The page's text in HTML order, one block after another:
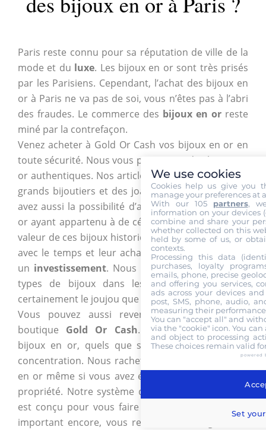
Paris reste connu pour sa réputation de ville de la
mode et du luxe. Les bijoux en or sont très prisés
par les Parisiens. Cependant, l’achat des bijoux en
or à Paris ne va pas de soi, vous n’êtes pas à l’abri
des fraudes. Le commerce des bijoux en or reste
miné par la contrefaçon.
Venez acheter à Gold Or Cash vos bijoux en or en
toute sécurité. Nous vous proposons des bijoux en
or authentiques. Nos articles proviennent des plus
grands bijoutiers et des joailliers du monde. Vous
avez aussi la possibilité d’acquérir des parures en
or ayant appartenu à de célèbres personnages. La
valeur de ces bijoux historique ne cesse de grandir
avec le temps et leur achat est considéré comme
un investissement. Nous disposons de plusieurs
types de bijoux dans lesquels vous trouverez
certainement le joujou que recherchez.
Vous pouvez aussi revendre vos bijoux à la
boutique Gold Or Cash. Nous reprenons vos
bijoux en or, quels que soient leur état et leur
concentration. Nous rachetons vos anciens bijoux
en or même si vous avez égaré votre certificat de
propriété. Notre système de rachat de vos bijoux
est conçu pour vous faire gagner du temps. Plus
important encore, vous recevez votre argent dès
We use cookies
Cookies help us give you
manage your preferences at
With our 105 partners,
information on your devices
combine and share your
whether collected on this
held by some of us, or
contexts.
Processing this data
purchases, loyalty
emails, phone, precise
and offering you services,
ads across your devices
post, SMS, phone, audio,
measuring their
You can "accept all" and
via the "cookie" icon. You
and object to processing
These choices remain valid
powered
Set